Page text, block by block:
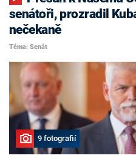
senátoři, prozradil
nečekaně
Téma: Senát
9 fotografií